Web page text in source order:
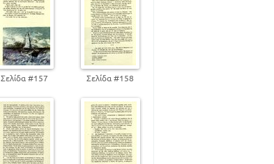
Σελίδα #157 Σελίδα #158